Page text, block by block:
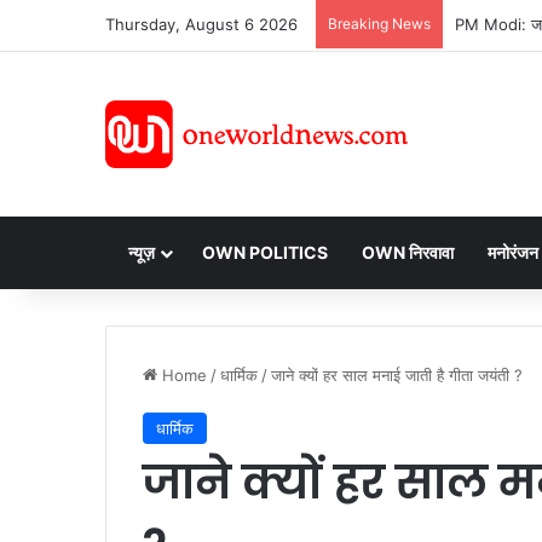
Thursday, August 6 2026 Breaking News
न्यूज़ OWN POLITICS OWN निरवावा मनोरंजन
Home /धार्मिक /जाने क्यों हर साल मनाई जाती है गीता जयंती ?
धार्मिक
जाने क्यों हर साल